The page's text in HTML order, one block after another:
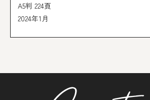
A5判 224頁
2024年1月